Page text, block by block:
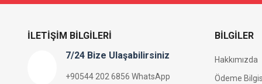
İLETIŞIM BILGILERI
7/24 Bize Ulaşabilirsiniz
+90544 202 6856 WhatsApp
BILGILER
Hakkımızda
Ödeme